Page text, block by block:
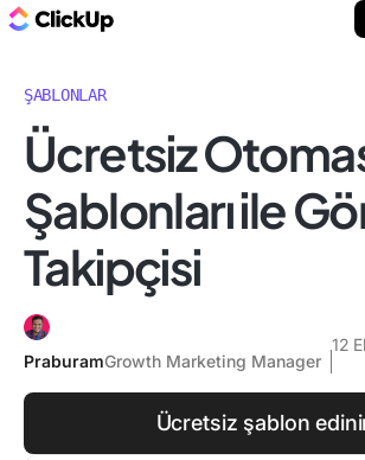
ŞABLONLAR
Ücretsiz
Şablonları ile
Takipçisi
PraburamGrowth Marketing Manager
12
Ücretsiz şablon